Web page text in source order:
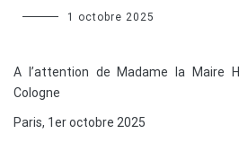
1 octobre 2025
A l’attention de Madame la Maire
Cologne
Paris, 1er octobre 2025